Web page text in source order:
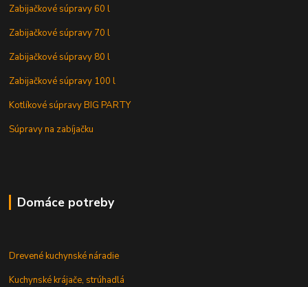
Zabijačkové súpravy 60 l
Zabijačkové súpravy 70 l
Zabijačkové súpravy 80 l
Zabijačkové súpravy 100 l
Kotlíkové súpravy BIG PARTY
Súpravy na zabíjačku
Domáce potreby
Drevené kuchynské náradie
Kuchynské krájače, strúhadlá